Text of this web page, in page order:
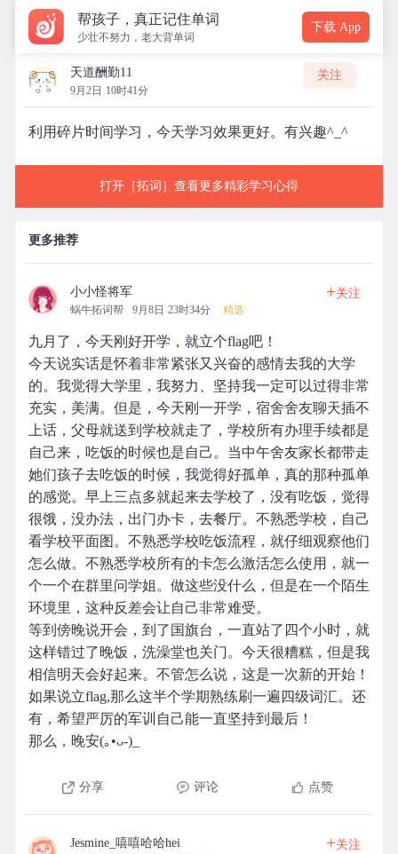
帮孩子，真正记住单词
少壮不努力，老大背单词
下载 App
天道酬勤11
9月2日 10时41分
关注
利用碎片时间学习，今天学习效果更好。有兴趣^_^
打开［拓词］查看更多精彩学习心得
更多推荐
小小怪将军
蜗牛拓词帮 9月8日 23时34分 精选
+关注
九月了，今天刚好开学，就立个flag吧！
今天说实话是怀着非常紧张又兴奋的感情去我的大学
的。我觉得大学里，我努力、坚持我一定可以过得非常
充实，美满。但是，今天刚一开学，宿舍舍友聊天插不
上话，父母就送到学校就走了，学校所有办理手续都是
自己来，吃饭的时候也是自己。当中午舍友家长都带走
她们孩子去吃饭的时候，我觉得好孤单，真的那种孤单
的感觉。早上三点多就起来去学校了，没有吃饭，觉得
很饿，没办法，出门办卡，去餐厅。不熟悉学校，自己
看学校平面图。不熟悉学校吃饭流程，就仔细观察他们
怎么做。不熟悉学校所有的卡怎么激活怎么使用，就一
个一个在群里问学姐。做这些没什么，但是在一个陌生
环境里，这种反差会让自己非常难受。
等到傍晚说开会，到了国旗台，一直站了四个小时，就
这样错过了晚饭，洗澡堂也关门。今天很糟糕，但是我
相信明天会好起来。不管怎么说，这是一次新的开始！
如果说立flag,那么这半个学期熟练刷一遍四级词汇。还
有，希望严厉的军训自己能一直坚持到最后！
那么，晚安(｡•ᴗ-)_
分享 评论 点赞
Jesmine_嘻嘻哈哈hei +关注